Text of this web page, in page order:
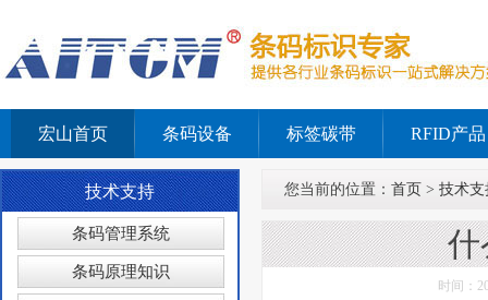
宏山首页 条码设备 标签碳带 RFID产品
技术支持
条码管理系统
条码原理知识
您当前的位置： 首页 > 技术支
什
时间：